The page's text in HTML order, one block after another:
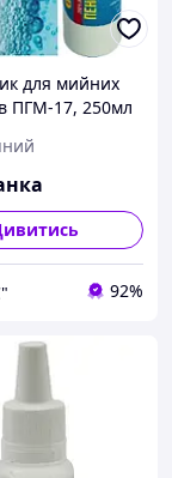
для мийних
ПГМ-17, 250мл
92%